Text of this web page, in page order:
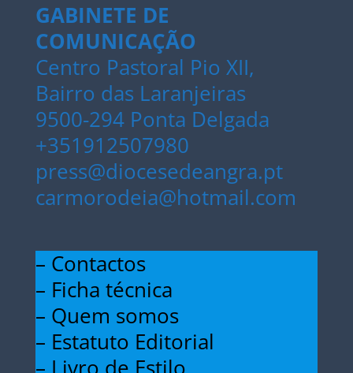
GABINETE DE
COMUNICAÇÃO
Centro Pastoral Pio XII,
Bairro das Laranjeiras
9500-294 Ponta Delgada
+351912507980
press@diocesedeangra.pt
carmorodeia@hotmail.com
– Contactos
– Ficha técnica
– Quem somos
– Estatuto Editorial